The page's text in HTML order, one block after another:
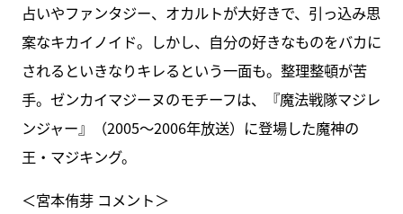
占いやファンタジー、オカルトが大好きで、引っ込み思
案なキカイノイド。しかし、自分の好きなものをバカに
されるといきなりキレるという一面も。整理整頓が苦
手。ゼンカイマジーヌのモチーフは、『魔法戦隊マジレ
ンジャー』（2005～2006年放送）に登場した魔神の
王・マジキング。
＜宮本侑芽 コメント＞